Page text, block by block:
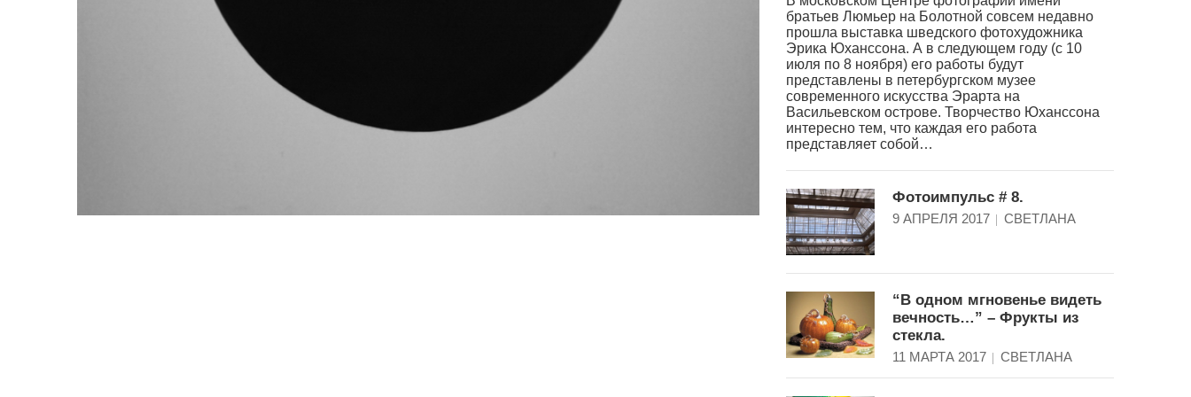
братьев Люмьер на Болотной совсем недавно
прошла выставка шведского фотохудожника
Эрика Юханссона. А в следующем году (с 10
июля по 8 ноября) его работы будут
представлены в петербургском музее
современного искусства Эрарта на
Васильевском острове. Творчество Юханссона
интересно тем, что каждая его работа
представляет собой…
Фотоимпульс # 8.
9 АПРЕЛЯ 2017 СВЕТЛАНА
“В одном мгновенье видеть
вечность…” – Фрукты из
стекла.
11 МАРТА 2017 СВЕТЛАНА